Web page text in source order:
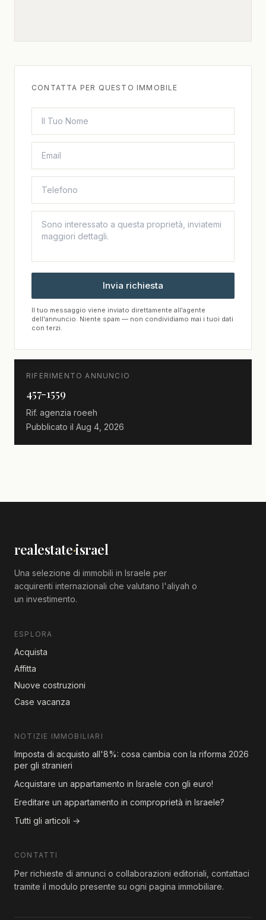
CONTATTA PER QUESTO IMMOBILE
Invia richiesta
Il tuo messaggio viene inviato direttamente all'agente
dell'annuncio. Niente spam — non condividiamo mai i tuoi dati
con terzi.
RIFERIMENTO ANNUNCIO
457-1559
Rif. agenzia roeeh
Pubblicato il Aug 4, 2026
realestate·israel
Una selezione di immobili in Israele per
acquirenti internazionali che valutano l'aliyah o
un investimento.
ESPLORA
Acquista
Affitta
Nuove costruzioni
Case vacanza
NOTIZIE IMMOBILIARI
Imposta di acquisto all'8%: cosa cambia con la riforma 2026
per gli stranieri
Acquistare un appartamento in Israele con gli euro!
Ereditare un appartamento in comproprietà in Israele?
Tutti gli articoli →
CONTATTI
Per richieste di annunci o collaborazioni editoriali, contattaci
tramite il modulo presente su ogni pagina immobiliare.